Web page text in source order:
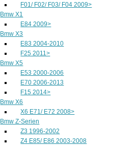
F01/ F02/ F03/ F04 2009>
Bmw X1
E84 2009>
Bmw X3
E83 2004-2010
F25 2011>
Bmw X5
E53 2000-2006
E70 2006-2013
F15 2014>
Bmw X6
X6 E71/ E72 2008>
Bmw Z-Serien
Z3 1996-2002
Z4 E85/ E86 2003-2008